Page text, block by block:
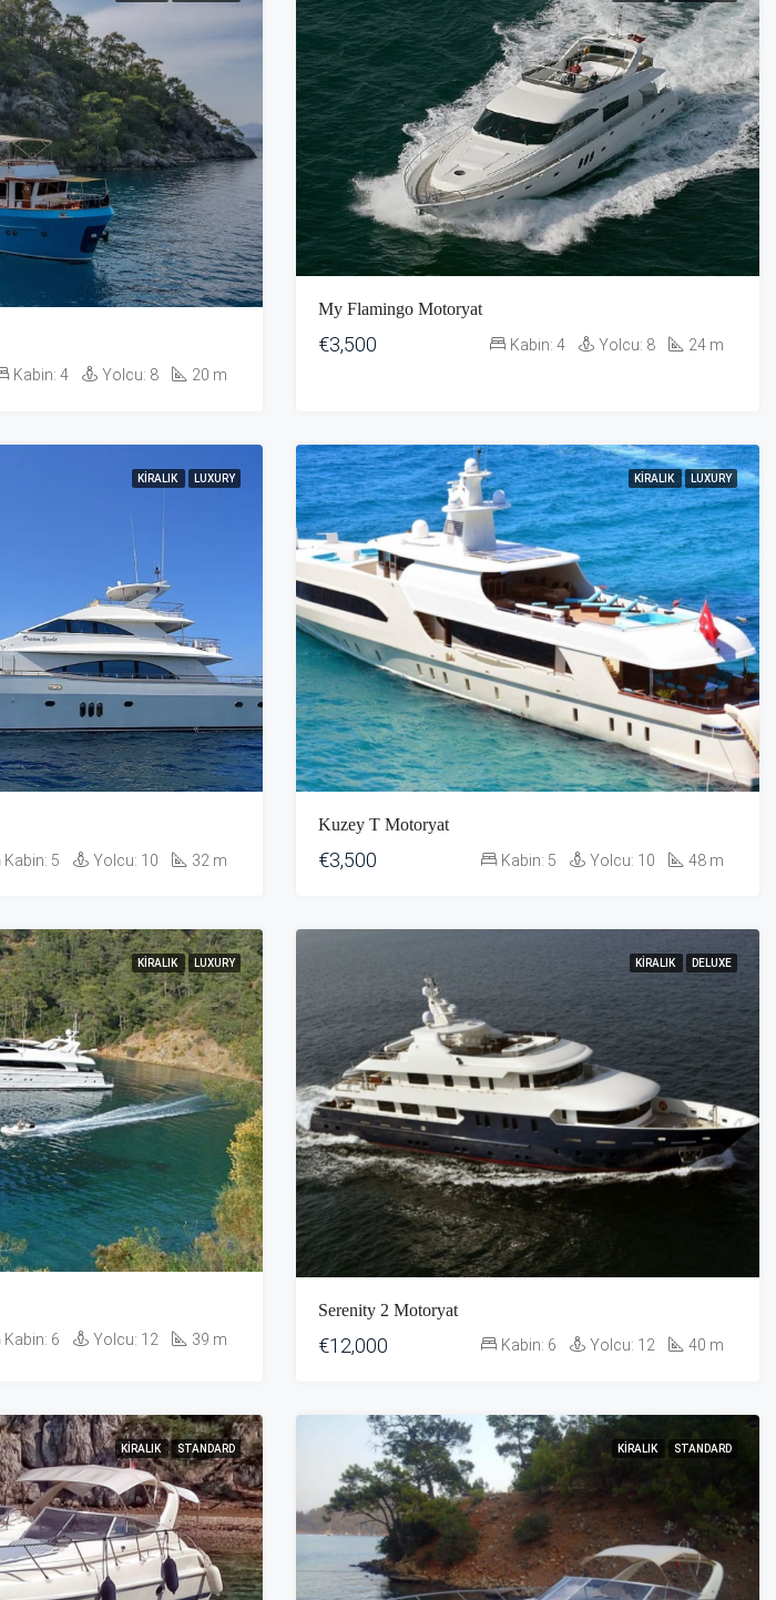
Kabin: 4 Yolcu: 8 20 m
My Flamingo Motoryat
€3,500 Kabin: 4 Yolcu: 8 24 m
KIRALIK LUXURY
Kabin: 5 Yolcu: 10 32 m
KIRALIK LUXURY
Kuzey T Motoryat
€3,500 Kabin: 5 Yolcu: 10 48 m
KIRALIK LUXURY
Kabin: 6 Yolcu: 12 39 m
KIRALIK DELUXE
Serenity 2 Motoryat
€12,000 Kabin: 6 Yolcu: 12 40 m
KIRALIK STANDARD KIRALIK STANDARD